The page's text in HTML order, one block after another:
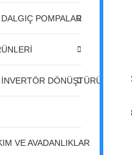
POMPALAR
VE AVADANLIKLAR